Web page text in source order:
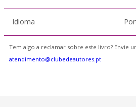
Idioma
Tem algo a reclamar sobre este livro? Envie
atendimento@clubedeautores.pt